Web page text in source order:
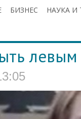
БИЗНЕС НАУКА И
левым